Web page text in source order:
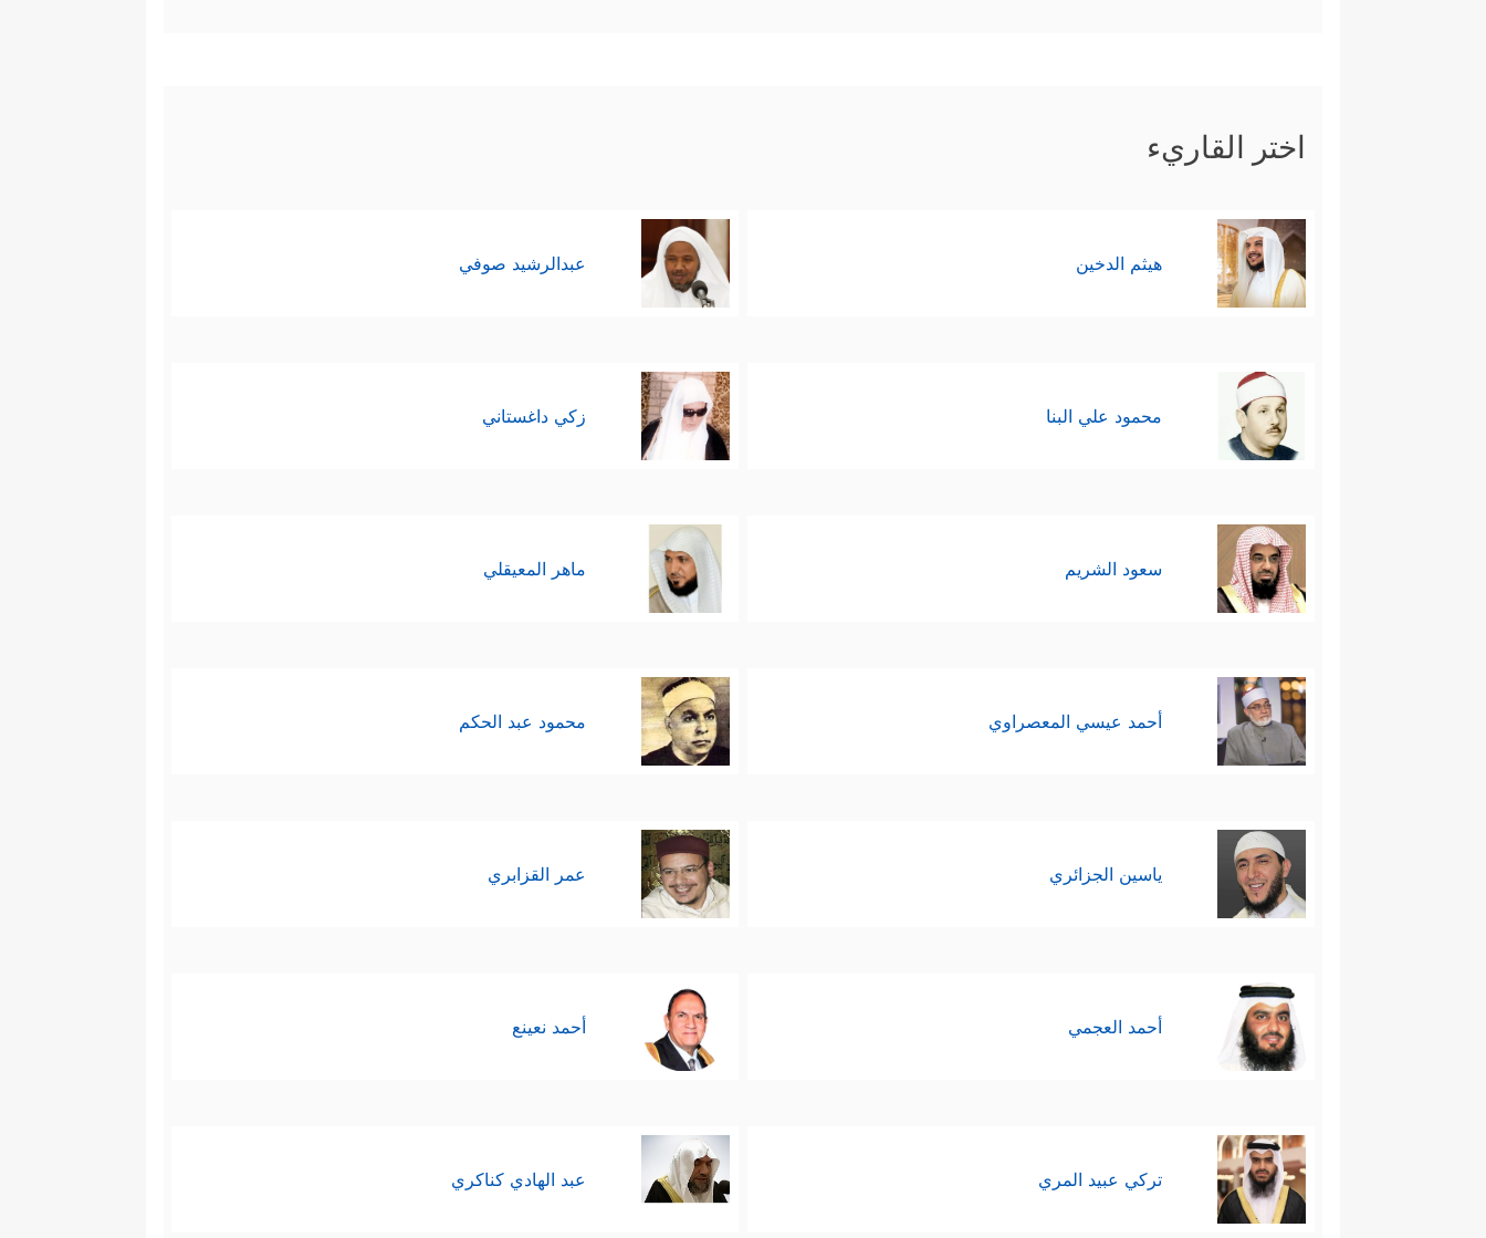
اختر القاريء
هيثم الدخين عبدالرشيد صوفي
محمود علي البنا زكي داغستاني
سعود الشريم ماهر المعيقلي
أحمد عيسي المعصراوي محمود عبد الحكم
ياسين الجزائري عمر القزابري
أحمد العجمي أحمد نعينع
تركي عبيد المري عبد الهادي كناكري